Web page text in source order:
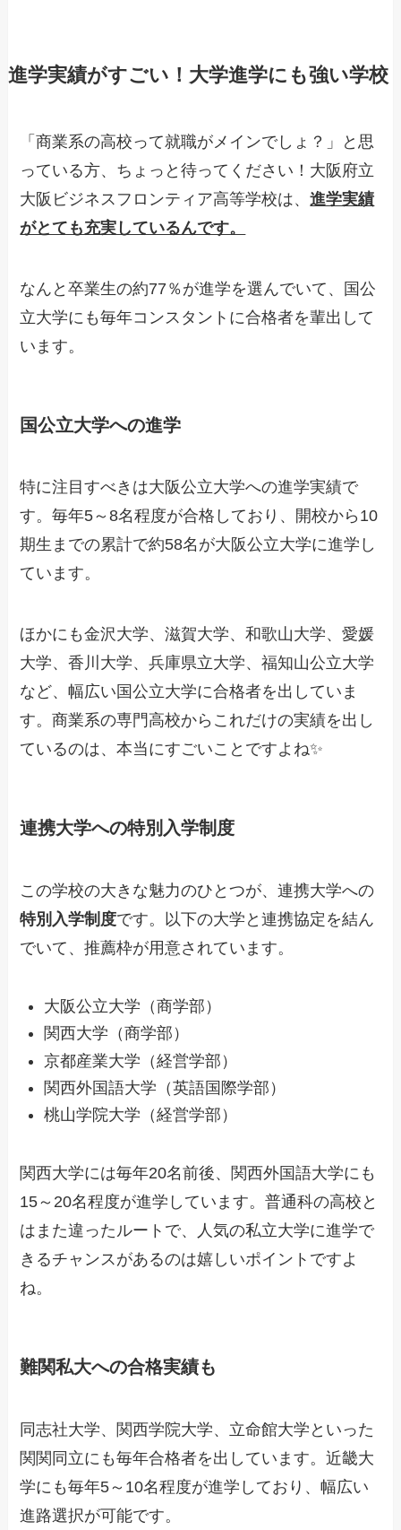
進学実績がすごい！大学進学にも強い学校
「商業系の高校って就職がメインでしょ？」と思
っている方、ちょっと待ってください！大阪府立
大阪ビジネスフロンティア高等学校は、進学実績
がとても充実しているんです。
なんと卒業生の約77％が進学を選んでいて、国公
立大学にも毎年コンスタントに合格者を輩出して
います。
国公立大学への進学
特に注目すべきは大阪公立大学への進学実績で
す。毎年5～8名程度が合格しており、開校から10
期生までの累計で約58名が大阪公立大学に進学し
ています。
ほかにも金沢大学、滋賀大学、和歌山大学、愛媛
大学、香川大学、兵庫県立大学、福知山公立大学
など、幅広い国公立大学に合格者を出していま
す。商業系の専門高校からこれだけの実績を出し
ているのは、本当にすごいことですよね✨
連携大学への特別入学制度
この学校の大きな魅力のひとつが、連携大学への
特別入学制度です。以下の大学と連携協定を結ん
でいて、推薦枠が用意されています。
大阪公立大学（商学部）
関西大学（商学部）
京都産業大学（経営学部）
関西外国語大学（英語国際学部）
桃山学院大学（経営学部）
関西大学には毎年20名前後、関西外国語大学にも
15～20名程度が進学しています。普通科の高校と
はまた違ったルートで、人気の私立大学に進学で
きるチャンスがあるのは嬉しいポイントですよ
ね。
難関私大への合格実績も
同志社大学、関西学院大学、立命館大学といった
関関同立にも毎年合格者を出しています。近畿大
学にも毎年5～10名程度が進学しており、幅広い
進路選択が可能です。